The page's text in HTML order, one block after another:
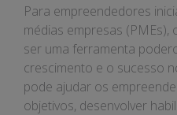
Para empreendedores
médias empresas
ser uma ferramenta
crescimento e o sucesso
pode ajudar os
objetivos, desenvolver